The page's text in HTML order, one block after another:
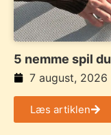
5 nemme spil
7 august, 2026
Læs artiklen